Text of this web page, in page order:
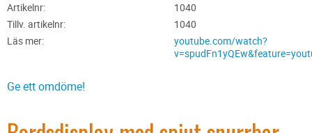
Artikelnr
1040
Tillv. artikelnr
1040
Läs mer
youtube.com/watch?
Ge ett omdöme!